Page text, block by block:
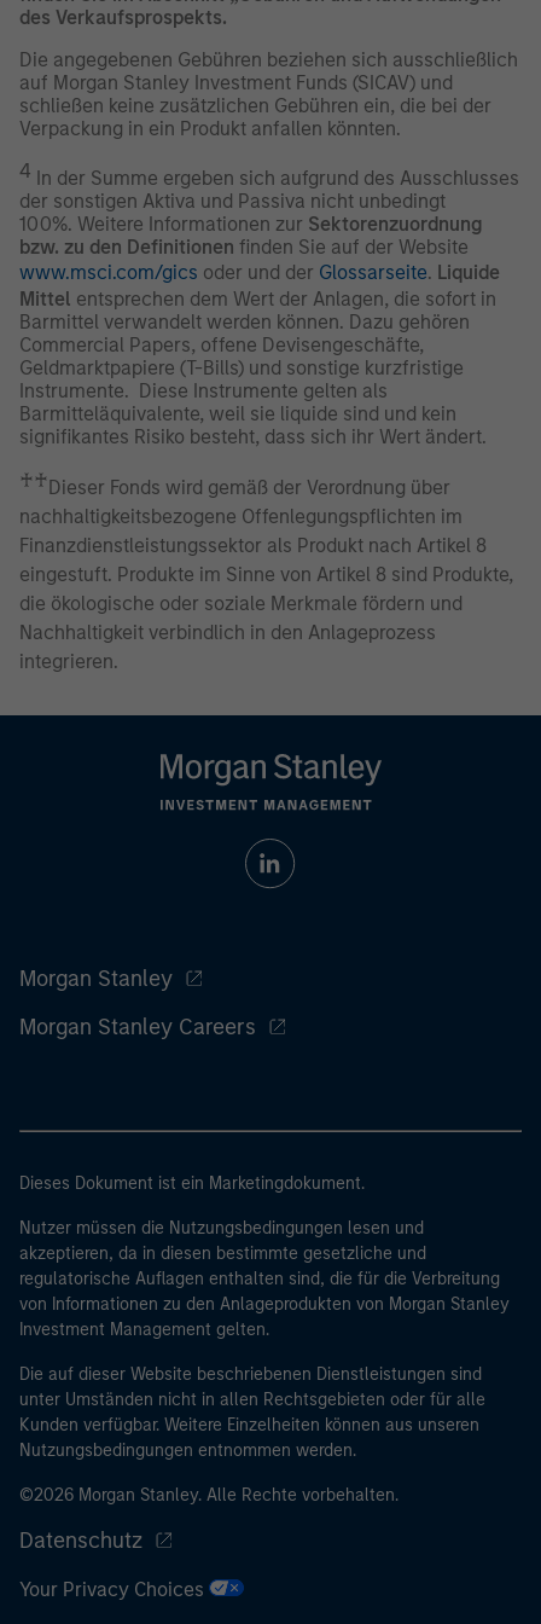
des Verkaufsprospekts.
Die angegebenen Gebühren beziehen sich ausschließlich
auf Morgan Stanley Investment Funds (SICAV) und
schließen keine zusätzlichen Gebühren ein, die bei der
Verpackung in ein Produkt anfallen könnten.
4 In der Summe ergeben sich aufgrund des Ausschlusses
der sonstigen Aktiva und Passiva nicht unbedingt
100%. Weitere Informationen zur Sektorenzuordnung
bzw. zu den Definitionen finden Sie auf der Website
www.msci.com/gics oder und der Glossarseite. Liquide
Mittel entsprechen dem Wert der Anlagen, die sofort in
Barmittel verwandelt werden können. Dazu gehören
Commercial Papers, offene Devisengeschäfte,
Geldmarktpapiere (T-Bills) und sonstige kurzfristige
Instrumente. Diese Instrumente gelten als
Barmitteläquivalente, weil sie liquide sind und kein
signifikantes Risiko besteht, dass sich ihr Wert ändert.
♰♰Dieser Fonds wird gemäß der Verordnung über
nachhaltigkeitsbezogene Offenlegungspflichten im
Finanzdienstleistungssektor als Produkt nach Artikel 8
eingestuft. Produkte im Sinne von Artikel 8 sind Produkte,
die ökologische oder soziale Merkmale fördern und
Nachhaltigkeit verbindlich in den Anlageprozess
integrieren.
Morgan Stanley
Morgan Stanley Careers
Dieses Dokument ist ein Marketingdokument.
Nutzer müssen die Nutzungsbedingungen lesen und
akzeptieren, da in diesen bestimmte gesetzliche und
regulatorische Auflagen enthalten sind, die für die Verbreitung
von Informationen zu den Anlageprodukten von Morgan Stanley
Investment Management gelten.
Die auf dieser Website beschriebenen Dienstleistungen sind
unter Umständen nicht in allen Rechtsgebieten oder für alle
Kunden verfügbar. Weitere Einzelheiten können aus unseren
Nutzungsbedingungen entnommen werden.
©2026 Morgan Stanley. Alle Rechte vorbehalten.
Datenschutz
Your Privacy Choices